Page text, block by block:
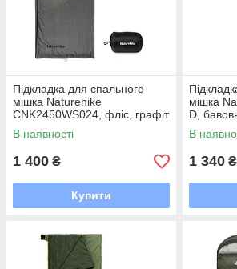
Підкладка для спального
мішка Naturehike
CNK2450WS024, фліс, графіт
В наявності
1 400 ₴
Купити
мішка
D,
В
1 340 ₴